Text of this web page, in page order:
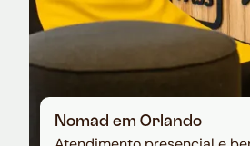
Nomad em Orlando